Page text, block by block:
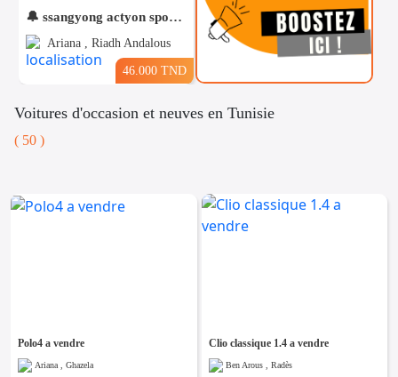
Voitures
🔔 ssangyong actyon sports 4wd
Ariana , Riadh Andalous
46.000 TND
Voitures d'occasion et neuves en Tunisie
( 50 )
Polo4 a vendre
Ariana , Ghazela
Clio classique 1.4 a vendre
Ben Arous , Radès